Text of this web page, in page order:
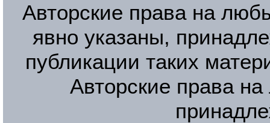
Авторские права на
явно указаны,
публикации таких
Авторские права